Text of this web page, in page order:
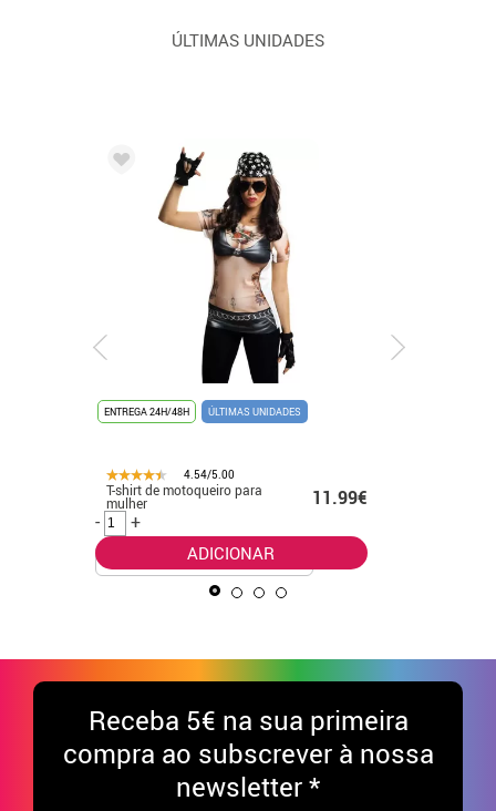
ÚLTIMAS UNIDADES
ENTREGA 24H/48H ÚLTIMAS UNIDADES
4.54/5.00
T-shirt de motoqueiro para
mulher
11.99€
-
+
ADICIONAR
Receba 5€ na sua primeira
compra ao subscrever à nossa
newsletter *